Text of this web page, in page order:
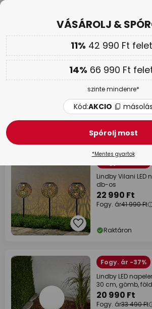
Továbbáakár 14 %
Kód:AKCIO másolás
VÁSÁROLJ & SPÓROLJ |Akár
Napelemes dekor
272 tételek
Lindby Vilani
db-os
22 990 Ft
Fogy. ár41 990 Ft
Raktáron
Fogy. ár -37%
Lindby LED
30 cm, gömb,
20 990 Ft
Fogy. ár33 490 Ft
VÁSÁROLJ &
11% 42 990 Ft
14% 66 990 Ft
szinte mindenre*
Kód:AKCIO másolás
Spórolj most
*Mentes gyartok